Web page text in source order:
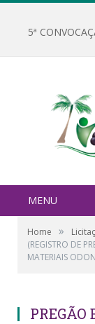
5ª
MENU
Home »
(REGISTRO DE
MATERIAIS
PREGÃO